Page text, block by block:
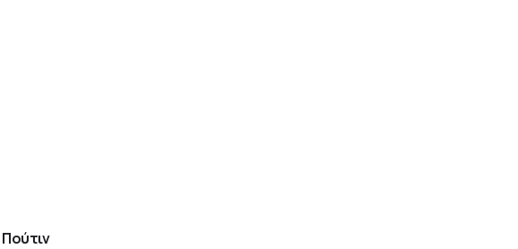
Πούτιν